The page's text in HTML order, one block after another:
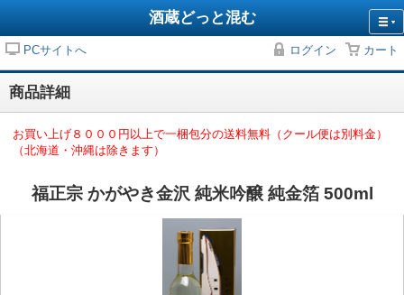
酒蔵どっと混む
PCサイトへ ログイン カート
商品詳細
お買い上げ８０００円以上で一梱包分の送料無料（クール便は別料金）
（北海道・沖縄は除きます）
福正宗 かがやき金沢 純米吟醸 純金箔 500ml